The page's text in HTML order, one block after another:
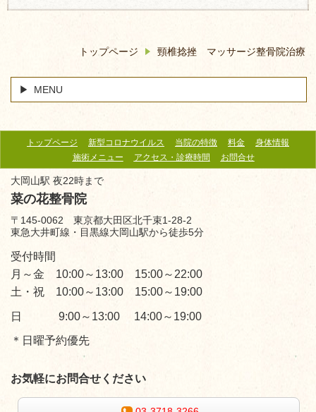
トップページ 頸椎捻挫 マッサージ整骨院治療
MENU
トップページ 新型コロナウイルス 当院の特徴 料金
身体情報
施術メニュー
アクセス・診療時間 お問合せ
大岡山駅 夜22時まで
菜の花整骨院
〒145-0062 東京都大田区北千束1-28-2
東急大井町線・目黒線大岡山駅から徒歩5分
受付時間
月～金 10:00～13:00 15:00～22:00
土・祝 10:00～13:00 15:00～19:00
日 9:00～13:00 14:00～19:00
＊日曜予約優先
お気軽にお問合せください